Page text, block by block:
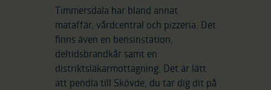
Timmersdala har bland annat
mataffär, vårdcentral och pizzeria. Det
finns även en bensinstation,
deltidsbrandkår samt en
distriktsläkarmottagning. Det är lätt
att pendla till Skövde, du tar dig dit på